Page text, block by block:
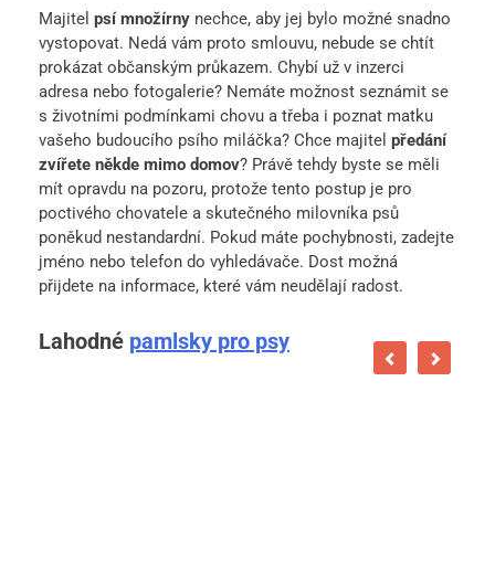
Majitel psí množírny nechce, aby jej bylo možné snadno
vystopovat. Nedá vám proto smlouvu, nebude se chtít
prokázat občanským průkazem. Chybí už v inzerci
adresa nebo fotogalerie? Nemáte možnost seznámit se
s životními podmínkami chovu a třeba i poznat matku
vašeho budoucího psího miláčka? Chce majitel předání
zvířete někde mimo domov? Právě tehdy byste se měli
mít opravdu na pozoru, protože tento postup je pro
poctivého chovatele a skutečného milovníka psů
poněkud nestandardní. Pokud máte pochybnosti, zadejte
jméno nebo telefon do vyhledávače. Dost možná
přijdete na informace, které vám neudělají radost.
Lahodné pamlsky pro psy